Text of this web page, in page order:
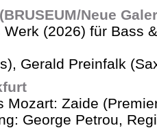
Neue
(2026) für Bass
Gerald Preinfalk
Mozart: Zaide
George Petrou,